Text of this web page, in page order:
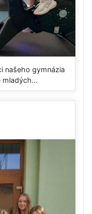
našeho gymnázia
mladých...